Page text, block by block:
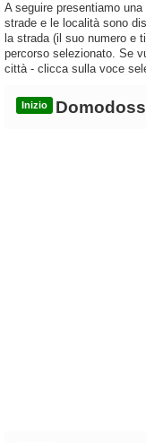
A seguire presentiamo
strade e le località sono
la strada (il suo numero e
percorso selezionato. Se
città - clicca sulla voce
Inizio